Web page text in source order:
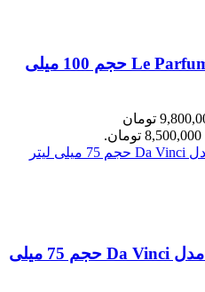
ادوپرفیوم زنانه لالیک مدل Le Parfum حجم 100 میلی
قیمت اصلی: 9,800,000 تومان
ادوپرفیوم مردانه ژک ساف مدل Da Vinci حجم 75 میلی